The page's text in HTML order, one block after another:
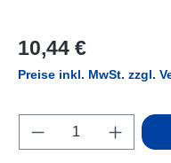
Regulärer Preis:
10,44 €
Preise inkl. MwSt. zzgl.
Produkt Anzahl: